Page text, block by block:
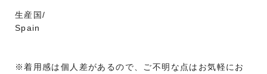
生産国/
Spain
※着用感は個人差があるので、ご不明な点はお気軽にお